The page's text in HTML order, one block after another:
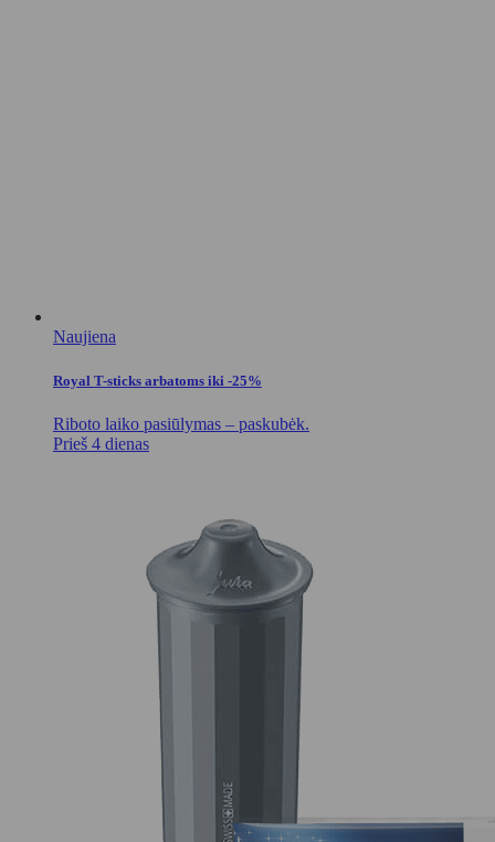
Naujiena
Royal T-sticks arbatoms iki -25%
Riboto laiko pasiūlymas – paskubėk.
Prieš 4 dienas